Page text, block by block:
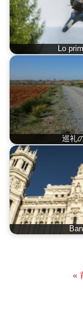
Lo
巡礼
«